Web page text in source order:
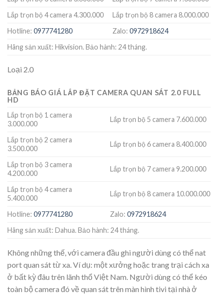
Lắp trọn bộ 4 camera 4.300.000
Lắp trọn bộ 8 camera 8.000.000
Hotline: 0977741280 Zalo:0972918624
Hãng sản xuất: Hikvision. Bảo hành: 24 tháng.
Loại 2.0
BẢNG BÁO GIÁ LẮP ĐẶT CAMERA QUAN SÁT 2.0 FULL
HD
Lắp trọn bộ 1 camera
3.000.000
Lắp trọn bộ 5 camera 7.600.000
Lắp trọn bộ 2 camera
3.500.000
Lắp trọn bộ 6 camera 8.400.000
Lắp trọn bộ 3 camera
4.200.000
Lắp trọn bộ 7 camera 9.200.000
Lắp trọn bộ 4 camera
5.400.000
Lắp trọn bộ 8 camera 10.000.000
Hotline: 0977741280 Zalo:0972918624
Hãng sản xuất: Dahua. Bảo hành: 24 tháng.
Không những thế, với camera đầu ghi người dùng có thể nat
port quan sát từ xa. Ví dụ: một xưởng hoặc trang trại cách xa
ở bất kỳ đâu trên lãnh thổ Việt Nam. Người dùng có thể kéo
toàn bộ camera đó về quan sát trên màn hình tivi tại nhà ở